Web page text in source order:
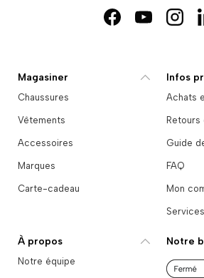
FacebookYouTube
Magasiner
Chaussures
Vêtements
Accessoires
Marques
Carte-cadeau
Infos
Achats
Guide
FAQ
Mon
À propos
Notre équipe
Notre